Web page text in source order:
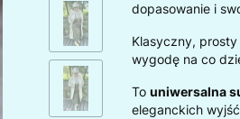
dopasowanie i
Klasyczny, prosty
wygodę na co
To uniwersalna
eleganckich